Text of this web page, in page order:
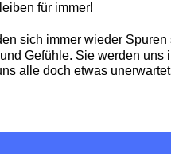
für immer!
sich immer wieder
Gefühle. Sie werden uns
alle doch etwas